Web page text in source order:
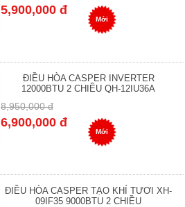
5,900,000 đ
Mới
ĐIỀU HÒA CASPER INVERTER
12000BTU 2 CHIỀU QH-12IU36A
8,950,000 đ
6,900,000 đ
Mới
ĐIỀU HÒA CASPER TẠO KHÍ TƯƠI XH-
09IF35 9000BTU 2 CHIỀU